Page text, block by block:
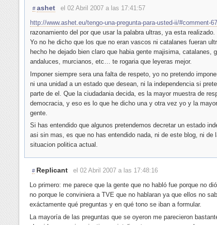
# ashet
el 02 Abril 2007 a las 17:41:57
http://www.ashet.eu/tengo-una-pregunta-para-usted-ii/#comment-
razonamiento del por que usar la palabra ultras, ya esta realizado.
Yo no he dicho que los que no eran vascos ni catalanes fueran
hecho he dejado bien claro que habia gente majisima, catalanes,
andaluces, murcianos, etc… te rogaria que leyeras mejor.
Imponer siempre sera una falta de respeto, yo no pretendo
ni una unidad a un estado que desean, ni la independencia si
parte de el. Que la ciudadania decida, es la mayor muestra de
democracia, y eso es lo que he dicho una y otra vez yo y la
gente.
Si has entendido que algunos pretendemos decretar un estado
asi sin mas, es que no has entendido nada, ni de este blog, ni de
situacion politica actual.
# Replicant
el 02 Abril 2007 a las 17:48:16
Lo primero: me parece que la gente que no habló fue porque no
no porque le conviniera a TVE que no hablaran ya que ellos no
exáctamente qué preguntas y en qué tono se iban a formular.
La mayoría de las preguntas que se oyeron me parecieron